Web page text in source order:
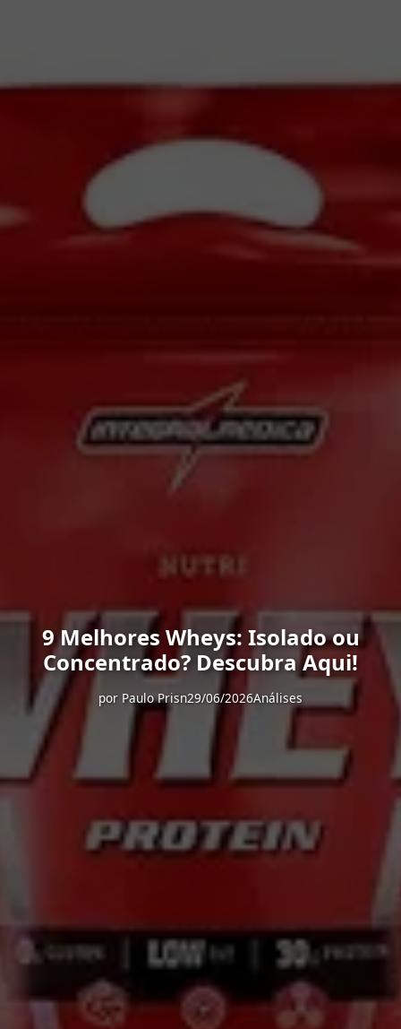
9 Melhores Wheys: Isolado ou
Concentrado? Descubra Aqui!
por Paulo Prisn29/06/2026Análises